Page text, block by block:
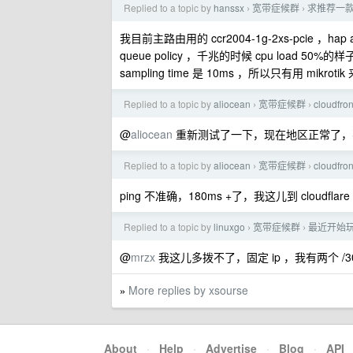
Replied to a topic by hanssx › 宽带症候群 › 求推荐一
我目前主路由用的 ccr2004-1g-2xs-pcie ，
queue policy ，千兆的时候 cpu load 50%的
sampling time 是 10ms ，所以只有用 mikrotik
Replied to a topic byaliocean › 宽带症候群 ›
@aliocean 重新测试了一下，现在地区正常了
Replied to a topic byaliocean › 宽带症候群 ›
ping 不准确，180ms +了，我这儿到
Replied to a topic by linuxgo › 宽带症候群 › 最近开始
@mrzx 我这儿多拨不了，固定 ip ，我有两个 /
» More replies by xsourse
About · Help · Advertise · Blog · API